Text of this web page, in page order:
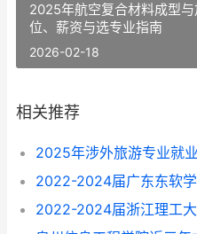
2025年航空复合材料成型
位、薪资与选专业指南
2026-02-18
相关推荐